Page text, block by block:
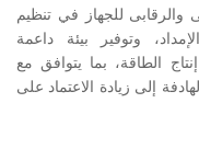
والرقابى للجهاز في تنظيم
وتوفير بيئة داعمة
الطاقة، بما يتوافق مع
إلى زيادة الاعتماد على